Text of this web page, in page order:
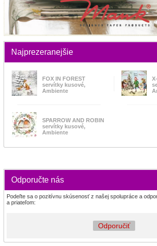
Najprezeranejšie
FOX IN FOREST
servítky kusové,
Ambiente
SPARROW AND ROBIN
servítky kusové,
Ambiente
Odporučte nás
Podeľte sa o pozitívnu skúsenosť z našej spolupráce a
a priateľom:
Odporučiť